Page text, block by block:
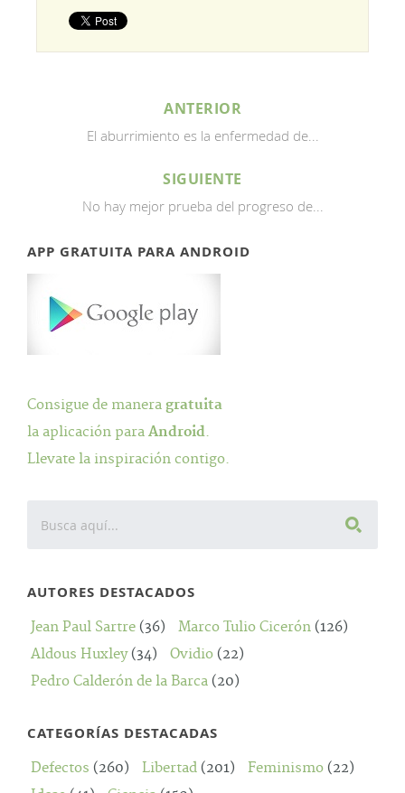
ANTERIOR
El aburrimiento es la enfermedad de...
SIGUIENTE
No hay mejor prueba del progreso de...
APP GRATUITA PARA ANDROID
Consigue de manera gratuita
la aplicación para Android.
Llevate la inspiración contigo.
AUTORES DESTACADOS
Jean Paul Sartre (36) Marco Tulio Cicerón (126)
Aldous Huxley(34) Ovidio (22)
Pedro Calderón de la Barca (20)
CATEGORÍAS DESTACADAS
Defectos (260) Libertad (201) Feminismo (22)